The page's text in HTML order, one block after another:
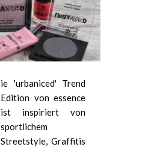
ie 'urbaniced' Trend
Edition von essence
ist inspiriert von
sportlichem
Streetstyle, Graffitis